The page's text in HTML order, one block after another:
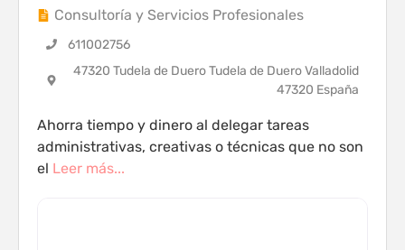
Consultoría y Servicios Profesionales
611002756
47320 Tudela de Duero Tudela de Duero Valladolid
47320 España
Ahorra tiempo y dinero al delegar tareas
administrativas, creativas o técnicas que no son
el Leer más...